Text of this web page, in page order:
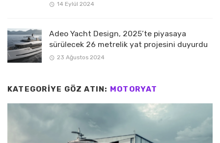
14 Eylül 2024
Adeo Yacht Design, 2025’te piyasaya
sürülecek 26 metrelik yat projesini duyurdu
23 Ağustos 2024
KATEGORIYE GÖZ ATIN: MOTORYAT